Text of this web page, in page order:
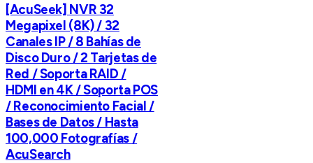
[AcuSeek] NVR 32
Megapixel (8K) / 32
Canales IP / 8 Bahías de
Disco Duro / 2 Tarjetas de
Red / Soporta RAID /
HDMI en 4K / Soporta POS
/ Reconocimiento Facial /
Bases de Datos / Hasta
100,000 Fotografías /
AcuSearch